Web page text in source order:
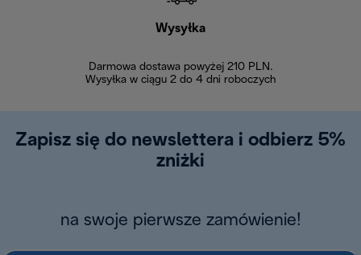
Wysyłka
Darmowa dostawa powyżej 210 PLN.
Wysyłka w ciągu 2 do 4 dni roboczych
Zapisz się do newslettera i odbierz 5%
zniżki
na swoje pierwsze zamówienie!